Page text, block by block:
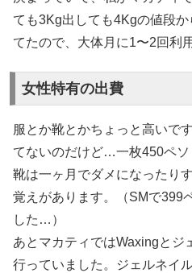
ても3Kg出しても4Kgの値段
てたので、大体月に1〜2回利
女性特有の出費
服とか靴とかちょっと高いで
てないのだけど…一枚450ペソ
靴は一ヶ月でダメになったり
覚えがあります。（SMで399
した…）
あとマカティではWaxingとジ
行っていました。ジェルネイ